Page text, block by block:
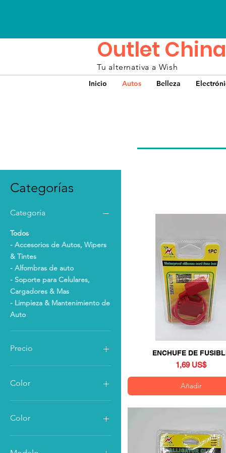
Outlet China
Tu alternativa a Wish
Inicio Autos Belleza
Categorías
Categoría
Todos
- Accesorios de Autos, Wipers
& Tintes
- Alfombras de auto
- Soporte para Celulares,
Cargadores & Mas
- Limpieza & Mantenimiento de
Auto
Precio
0 US$
Color
Color
BLANCO
CREMA
Vista rápida
ENCHUFE DE
Precio
1,69 US$
Añadir